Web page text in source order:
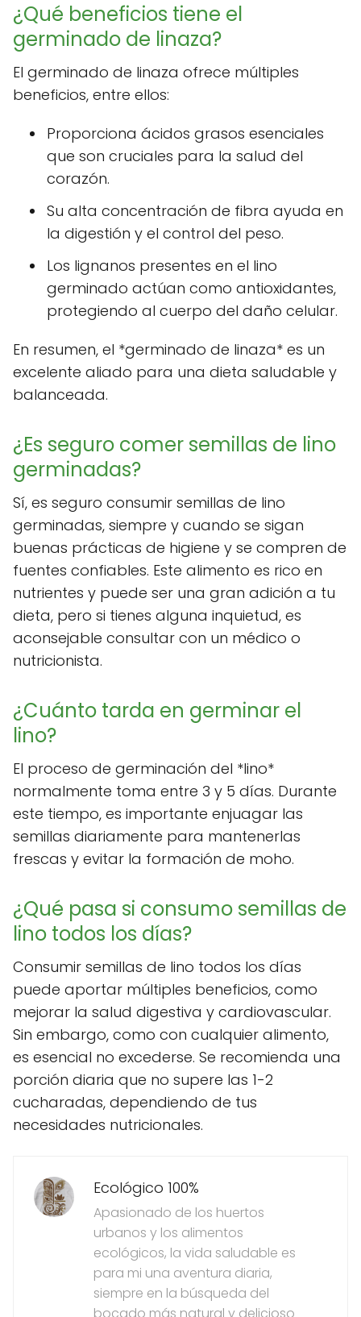
¿Qué beneficios tiene el
germinado de linaza?
El germinado de linaza ofrece múltiples
beneficios, entre ellos:
Proporciona ácidos grasos esenciales
que son cruciales para la salud del
corazón.
Su alta concentración de fibra ayuda en
la digestión y el control del peso.
Los lignanos presentes en el lino
germinado actúan como antioxidantes,
protegiendo al cuerpo del daño celular.
En resumen, el *germinado de linaza* es un
excelente aliado para una dieta saludable y
balanceada.
¿Es seguro comer semillas de lino
germinadas?
Sí, es seguro consumir semillas de lino
germinadas, siempre y cuando se sigan
buenas prácticas de higiene y se compren de
fuentes confiables. Este alimento es rico en
nutrientes y puede ser una gran adición a tu
dieta, pero si tienes alguna inquietud, es
aconsejable consultar con un médico o
nutricionista.
¿Cuánto tarda en germinar el
lino?
El proceso de germinación del *lino*
normalmente toma entre 3 y 5 días. Durante
este tiempo, es importante enjuagar las
semillas diariamente para mantenerlas
frescas y evitar la formación de moho.
¿Qué pasa si consumo semillas de
lino todos los días?
Consumir semillas de lino todos los días
puede aportar múltiples beneficios, como
mejorar la salud digestiva y cardiovascular.
Sin embargo, como con cualquier alimento,
es esencial no excederse. Se recomienda una
porción diaria que no supere las 1-2
cucharadas, dependiendo de tus
necesidades nutricionales.
Ecológico 100%
Apasionado de los huertos
urbanos y los alimentos
ecológicos, la vida saludable es
para mi una aventura diaria,
siempre en la búsqueda del